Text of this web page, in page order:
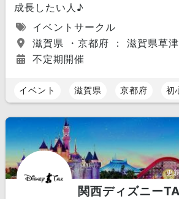
成長したい人♪
イベントサークル
滋賀県 ・京都府 ： 滋賀県草
不定期開催
イベント 滋賀県 京都府 初
更
関西ディズニー